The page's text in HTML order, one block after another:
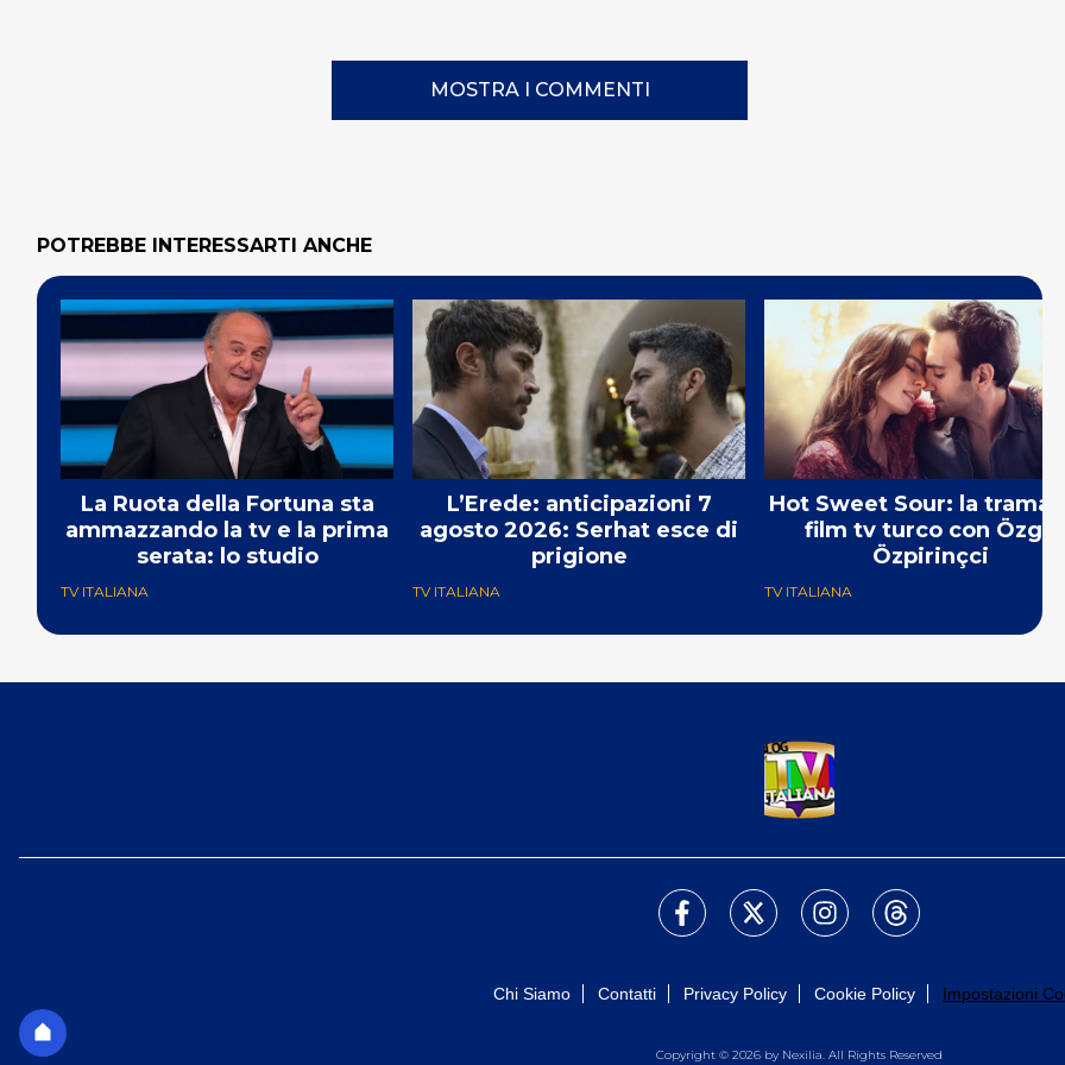
MOSTRA I COMMENTI
POTREBBE INTERESSARTI ANCHE
La Ruota della Fortuna sta
ammazzando la tv e la prima
serata: lo studio
TV ITALIANA
L’Erede: anticipazioni 7
agosto 2026: Serhat esce di
prigione
TV ITALIANA
Hot Sweet Sour: la trama
film tv turco con Özge
Özpirinçci
TV ITALIANA
Chi Siamo Contatti Privacy Policy Cookie Policy Impostazioni
Copyright © 2026 by Nexilia. All Rights Reserved